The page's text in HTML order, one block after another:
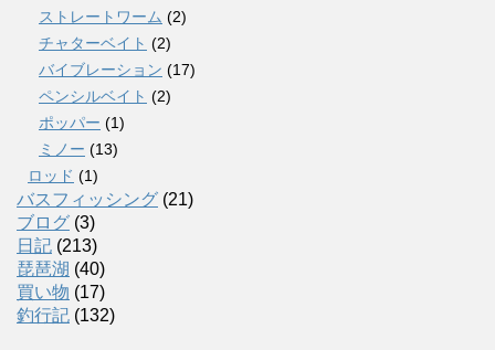
ストレートワーム (2)
チャターベイト (2)
バイブレーション (17)
ペンシルベイト (2)
ポッパー (1)
ミノー (13)
ロッド (1)
バスフィッシング (21)
ブログ (3)
日記 (213)
琵琶湖 (40)
買い物 (17)
釣行記 (132)